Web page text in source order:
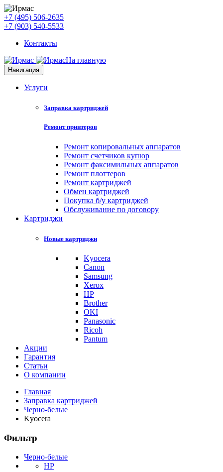
+7 (495) 506-2635
+7 (903) 540-5533
Контакты
На главную
Навигация
Услуги
Заправка картриджей
Ремонт принтеров
Ремонт копировальных аппаратов
Ремонт счетчиков купюр
Ремонт факсимильных аппаратов
Ремонт плоттеров
Ремонт картриджей
Обмен картриджей
Покупка б/у картриджей
Обслуживание по договору
Картриджи
Новые картриджи
Kyocera
Canon
Samsung
Xerox
HP
Brother
OKI
Panasonic
Ricoh
Pantum
Акции
Гарантия
Статьи
О компании
Главная
Заправка картриджей
Черно-белые
Kyocera
Фильтр
Черно-белые
HP